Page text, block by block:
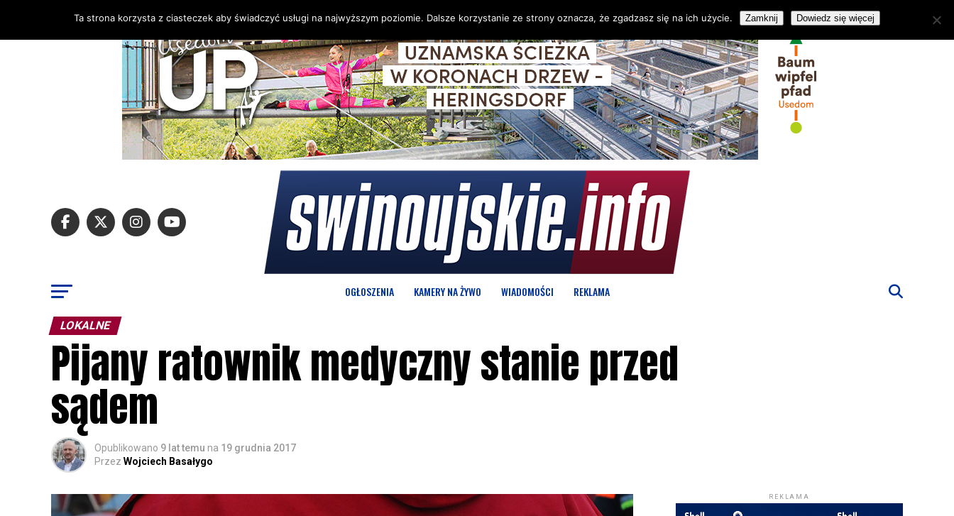
OGŁOSZENIA KAMERY NA ŻYWO WIADOMOŚCI REKLAMA
LOKALNE
Pijany ratownik medyczny stanie przed
sądem
Opublikowano 9 lat temu na 19 grudnia 2017
Przez Wojciech Basałygo
REKLAMA
Ta strona korzysta z ciasteczek aby świadczyć usługi na najwyższym poziomie. Dalsze korzystanie ze strony oznacza, że zgadzasz się na ich użycie. Zamknij Dowiedz się więcej